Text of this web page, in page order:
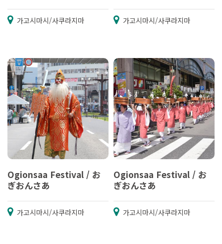
가고시마시/사쿠라지마 가고시마시/사쿠라지마
Ogionsaa Festival / お
ぎおんさあ
가고시마시/사쿠라지마
Ogionsaa Festival / お
ぎおんさあ
가고시마시/사쿠라지마